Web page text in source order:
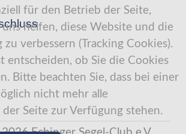
für den Betrieb der Seite,
helfen, diese Website und die
verbessern (Tracking Cookies).
entscheiden, ob Sie die Cookies
Bitte beachten Sie, dass bei einer
nicht mehr alle
Seite zur Verfügung stehen.